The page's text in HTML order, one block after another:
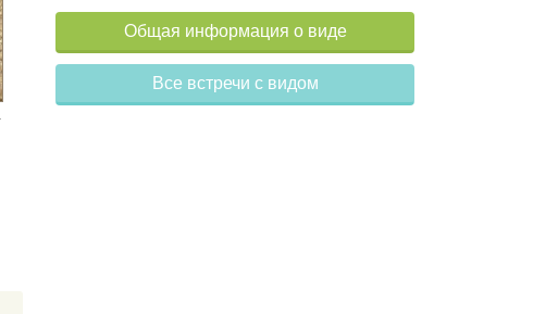
Общая информация о виде
Все встречи с видом